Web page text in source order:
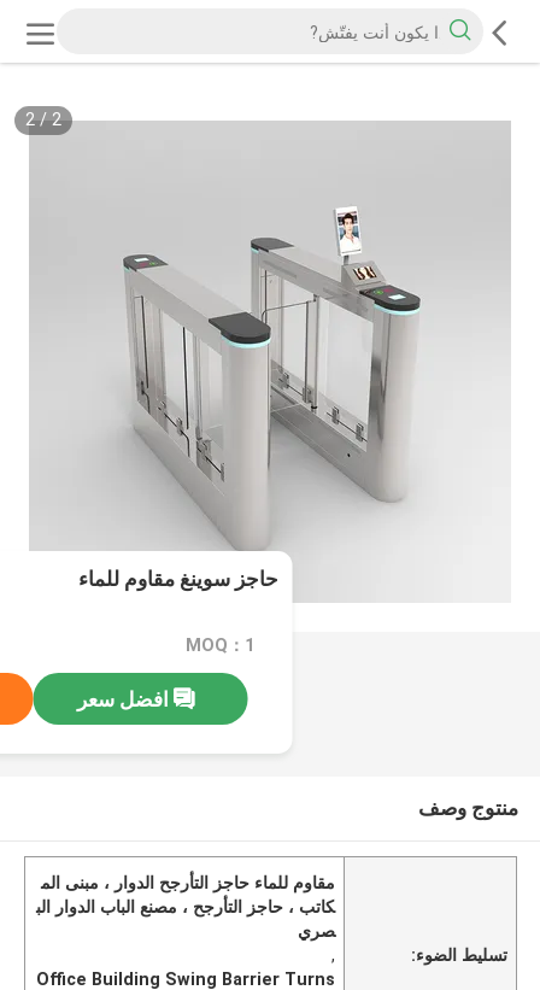
2
/
2
حاجز سوينغ مقاوم للماء
MOQ：1
افضل سعر
منتوج وصف
تسليط الضوء:
مقاوم للماء حاجز التأرجح الدوار ، مبنى الم
كاتب ، حاجز التأرجح ، مصنع الباب الدوار الب
صري
,
Office Building Swing Barrier Turns